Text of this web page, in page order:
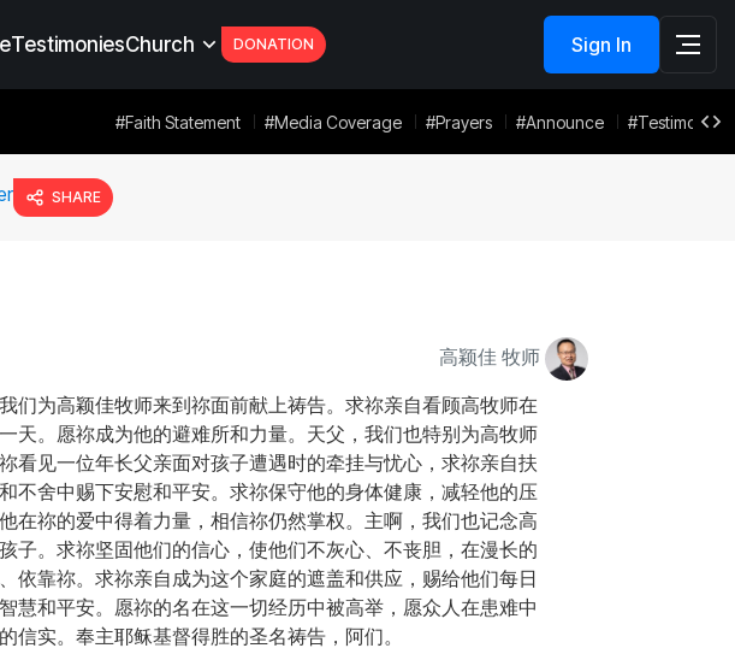
TestimoniesChurch DONATION Sign In
#Faith Statement #Media Coverage #Prayers #Announce #Testimonies
SHARE
高颖佳 牧师
们为高颖佳牧师来到祢面前献上祷告。求祢亲自看顾高牧师在
天。愿祢成为他的避难所和力量。天父，我们也特别为高牧师
看见一位年长父亲面对孩子遭遇时的牵挂与忧心，求祢亲自扶
不舍中赐下安慰和平安。求祢保守他的身体健康，减轻他的压
在祢的爱中得着力量，相信祢仍然掌权。主啊，我们也记念高
子。求祢坚固他们的信心，使他们不灰心、不丧胆，在漫长的
依靠祢。求祢亲自成为这个家庭的遮盖和供应，赐给他们每日
慧和平安。愿祢的名在这一切经历中被高举，愿众人在患难中
信实。奉主耶稣基督得胜的圣名祷告，阿们。